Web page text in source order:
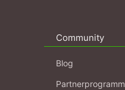
Community
Blog
Partnerprogramm